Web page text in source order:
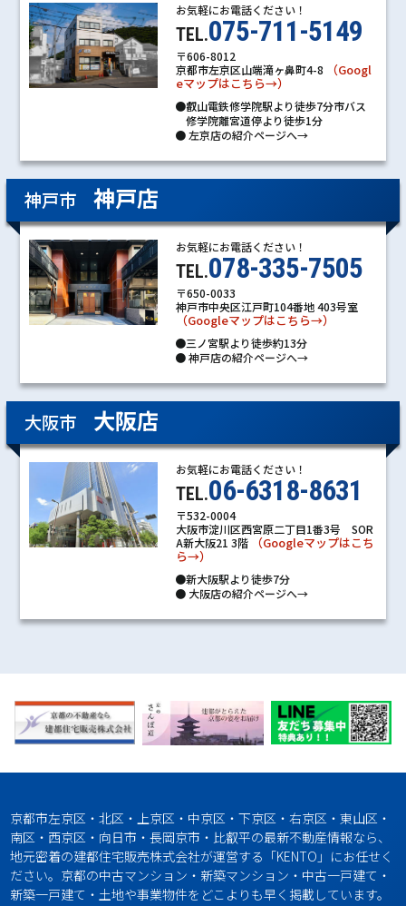
お気軽にお電話ください！
TEL.075-711-5149
〒606-8012
京都市左京区山端滝ヶ鼻町4-8
（Googl
eマップはこちら→）
●叡山電鉄修学院駅より徒歩7分市バス
修学院離宮道停より徒歩1分
●左京店の紹介ページへ→
神戸市 神戸店
お気軽にお電話ください！
TEL.078-335-7505
〒650-0033
神戸市中央区江戸町104番地 403号室
（Googleマップはこちら→）
●三ノ宮駅より徒歩約13分
●神戸店の紹介ページへ→
大阪市 大阪店
お気軽にお電話ください！
TEL.06-6318-8631
〒532-0004
大阪市淀川区西宮原二丁目1番3号 SOR
A新大阪21 3階
（Googleマップはこち
ら→）
●新大阪駅より徒歩7分
●大阪店の紹介ページへ→
京都市左京区・北区・上京区・中京区・下京区・右京区・東山区・
南区・西京区・向日市・長岡京市・比叡平の最新不動産情報なら、
地元密着の建都住宅販売株式会社が運営する「KENTO」にお任せく
ださい。京都の中古マンション・新築マンション・中古一戸建て・
新築一戸建て・土地や事業物件をどこよりも早く掲載しています。